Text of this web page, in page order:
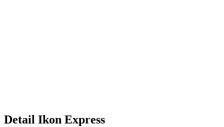
Detail Ikon Express